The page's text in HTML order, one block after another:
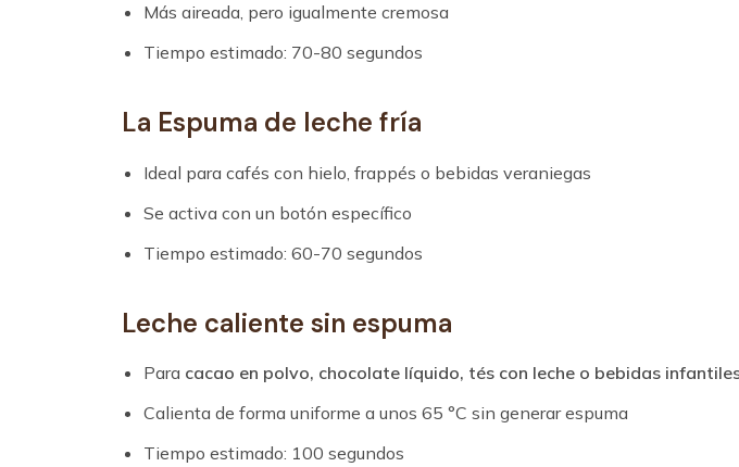
Más aireada, pero igualmente cremosa
Tiempo estimado: 70-80 segundos
La Espuma de leche fría
Ideal para cafés con hielo, frappés o bebidas veraniegas
Se activa con un botón específico
Tiempo estimado: 60-70 segundos
Leche caliente sin espuma
Para cacao en polvo, chocolate líquido, tés con leche o bebidas
Calienta de forma uniforme a unos 65 °C sin generar espuma
Tiempo estimado: 100 segundos